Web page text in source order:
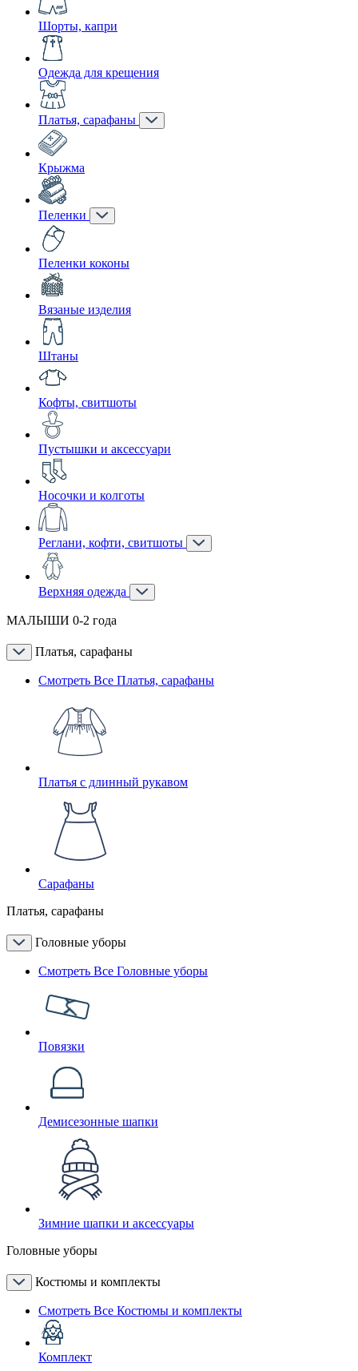
Шорты, капри
Одежда для крещения
Платья, сарафаны
Крыжма
Пеленки
Пеленки коконы
Вязаные изделия
Штаны
Кофты, свитшоты
Пустышки и аксессуари
Носочки и колготы
Реглани, кофти, свитшоты
Верхняя одежда
МАЛЫШИ 0-2 года
Платья, сарафаны
Смотреть Все Платья, сарафаны
Платья с длинный рукавом
Сарафаны
Платья, сарафаны
Головные уборы
Смотреть Все Головные уборы
Повязки
Демисезонные шапки
Зимние шапки и аксессуары
Головные уборы
Костюмы и комплекты
Смотреть Все Костюмы и комплекты
Комплект